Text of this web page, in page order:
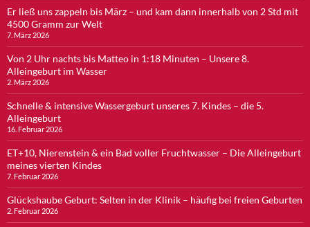
Er ließ uns zappeln bis März – und kam dann innerhalb von 2 Std mit
4500 Gramm zur Welt
7. März 2026
Von 2 Uhr nachts bis Matteo in 1:18 Minuten – Unsere 8.
Alleingeburt im Wasser
2. März 2026
Schnelle & intensive Wassergeburt unseres 7. Kindes – die 5.
Alleingeburt
16. Februar 2026
ET+10, Nierenstein & ein Bad voller Fruchtwasser – Die Alleingeburt
meines vierten Kindes
7. Februar 2026
Glückshaube Geburt: Selten in der Klinik – häufig bei freien Geburten
2. Februar 2026